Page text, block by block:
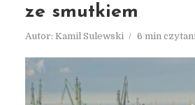
ze smutkiem
Autor: Kamil Sulewski 6 min